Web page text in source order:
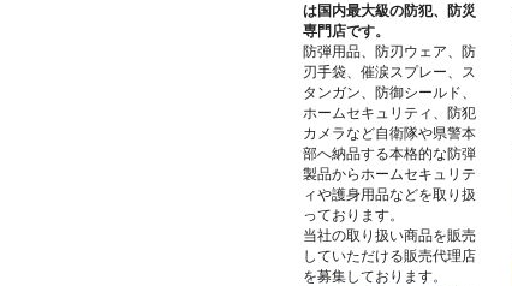
は国内最大級の防犯、防災
専門店です。
防弾用品、防刃ウェア、防
刃手袋、催涙スプレー、ス
タンガン、防御シールド、
ホームセキュリティ、防犯
カメラなど自衛隊や県警本
部へ納品する本格的な防弾
製品からホームセキュリテ
ィや護身用品などを取り扱
っております。
当社の取り扱い商品を販売
していただける販売代理店
を募集しております。